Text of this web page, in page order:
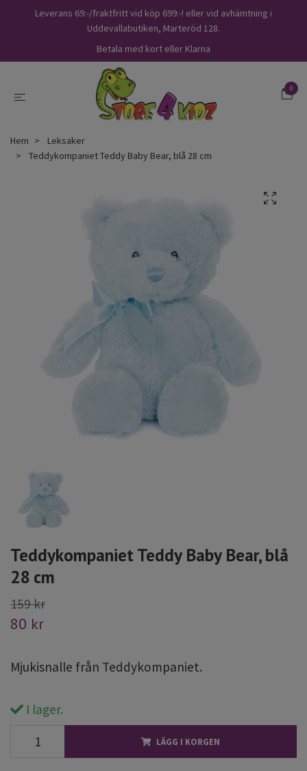
Leverans 69:-/fraktfritt vid köp 699:-! eller vid avhämtning i
Uddevallabutiken, Marteröd 128.
Betala med kort eller Klarna
0
Hem
Leksaker
Teddykompaniet Teddy Baby Bear, blå 28 cm
Teddykompaniet Teddy Baby Bear, blå
28 cm
159 kr
80 kr
Mjukisnalle från Teddykompaniet.
I lager.
LÄGG I KORGEN